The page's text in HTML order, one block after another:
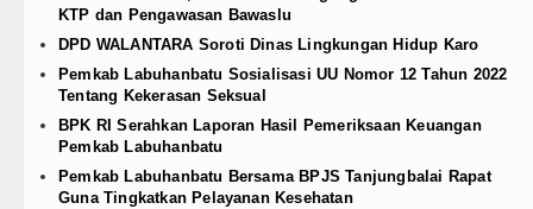
KTP dan Pengawasan Bawaslu
DPD WALANTARA Soroti Dinas Lingkungan Hidup Karo
Pemkab Labuhanbatu Sosialisasi UU Nomor 12 Tahun 2022
Tentang Kekerasan Seksual
BPK RI Serahkan Laporan Hasil Pemeriksaan Keuangan
Pemkab Labuhanbatu
Pemkab Labuhanbatu Bersama BPJS Tanjungbalai Rapat
Guna Tingkatkan Pelayanan Kesehatan